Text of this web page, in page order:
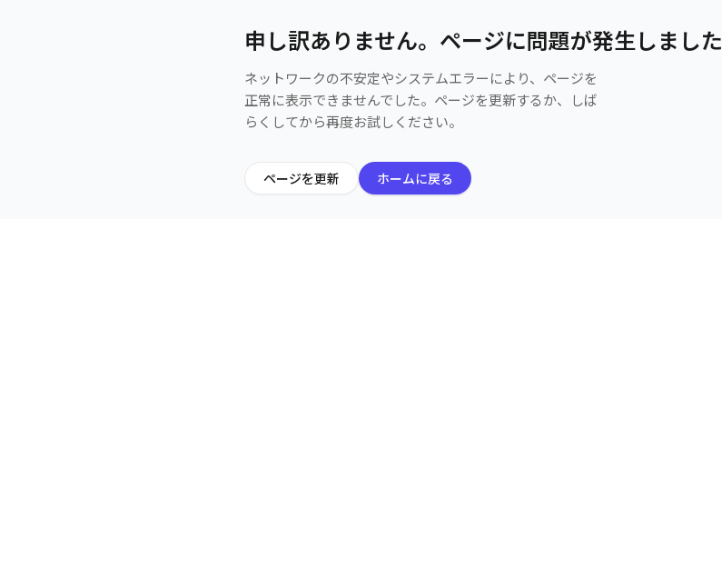
申し訳ありません。ページに問題が発生しました
ネットワークの不安定やシステムエラーにより、ページを
正常に表示できませんでした。ページを更新するか、しば
らくしてから再度お試しください。
ページを更新 ホームに戻る